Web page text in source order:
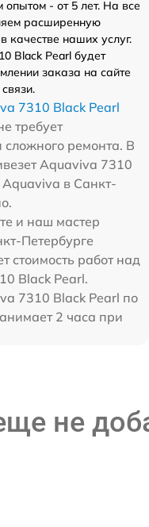
- от 5 лет. На все
расширенную
качестве наших услуг.
Black Pearl будет
заказа на сайте
7310 Black Pearl
требует
сложного ремонта. В
Aquaviva 7310
в Санкт-
и наш мастер
Петербурге
стоимость работ над
Black Pearl.
7310 Black Pearl по
2 часа при
не